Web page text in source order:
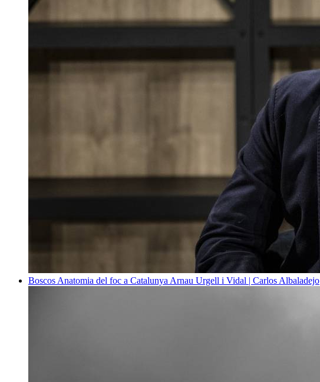
Boscos Anatomia del foc a Catalunya Arnau Urgell i Vidal | Carlos Albaladejo